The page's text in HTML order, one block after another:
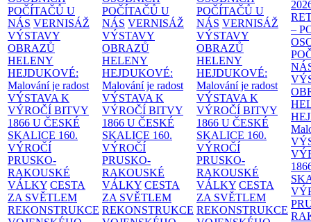
POČÍTAČŮ U
NÁS VERNISÁŽ
VÝSTAVY
OBRAZŮ
HELENY
HEJDUKOVÉ:
Malování je radost
VÝSTAVA K
VÝROČÍ BITVY
1866 U ČESKÉ
SKALICE 160.
VÝROČÍ
PRUSKO-
RAKOUSKÉ
VÁLKY CESTA
ZA SVĚTLEM
REKONSTRUKCE
POČÍTAČŮ U
NÁS VERNISÁŽ
VÝSTAVY
OBRAZŮ
HELENY
HEJDUKOVÉ:
Malování je radost
VÝSTAVA K
VÝROČÍ BITVY
1866 U ČESKÉ
SKALICE 160.
VÝROČÍ
PRUSKO-
RAKOUSKÉ
VÁLKY CESTA
ZA SVĚTLEM
REKONSTRUKCE
POČÍTAČŮ U
NÁS VERNISÁŽ
VÝSTAVY
OBRAZŮ
HELENY
HEJDUKOVÉ:
Malování je radost
VÝSTAVA K
VÝROČÍ BITVY
1866 U ČESKÉ
SKALICE 160.
VÝROČÍ
PRUSKO-
RAKOUSKÉ
VÁLKY CESTA
ZA SVĚTLEM
REKONSTRUKCE
–